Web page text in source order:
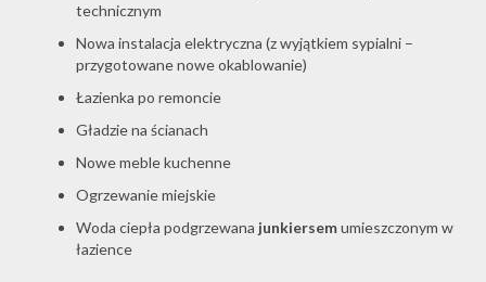
technicznym
Nowa instalacja elektryczna (z wyjątkiem sypialni –
przygotowane nowe okablowanie)
Łazienka po remoncie
Gładzie na ścianach
Nowe meble kuchenne
Ogrzewanie miejskie
Woda ciepła podgrzewana junkiersemumieszczonym w
łazience